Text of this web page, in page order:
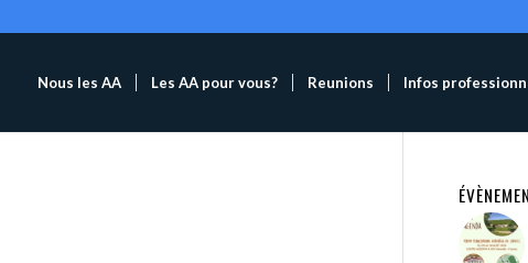
Nous les AA Les AA pour vous? Reunions Infos